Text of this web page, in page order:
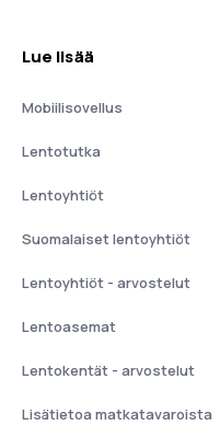
Lue lisää
Mobiilisovellus
Lentotutka
Lentoyhtiöt
Suomalaiset lentoyhtiöt
Lentoyhtiöt - arvostelut
Lentoasemat
Lentokentät - arvostelut
Lisätietoa matkatavaroista